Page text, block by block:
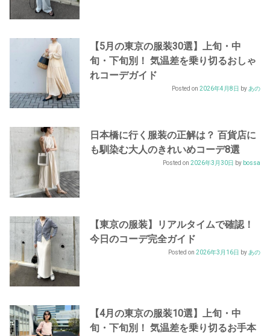
【5月の東京の服装30選】上旬・中
旬・下旬別！ 気温差を乗り切るおしゃ
れコーデガイド
Posted on 2026年4月8日 by あの
日本橋に行く服装の正解は？ 百貨店に
も馴染む大人のきれいめコーデ8選
Posted on 2026年3月30日 by bossa
【東京の服装】リアルタイムで確認！
今日のコーデ完全ガイド
Posted on 2026年3月16日 by あの
【4月の東京の服装10選】上旬・中
旬・下旬別！ 気温差を乗り切るお手本